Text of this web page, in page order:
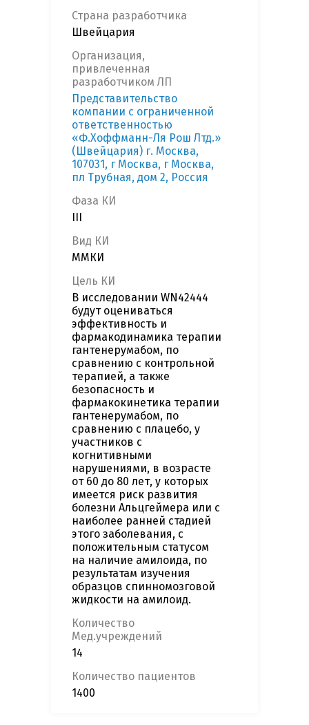
Страна разработчика
Швейцария
Организация,
привлеченная
разработчиком ЛП
Представительство
компании с ограниченной
ответственностью
«Ф.Хоффманн-Ля Рош Лтд.»
(Швейцария) г. Москва,
107031, г Москва, г Москва,
пл Трубная, дом 2, Россия
Фаза КИ
Вид КИ
ММКИ
Цель КИ
В исследовании WN42444
будут оцениваться
эффективность и
фармакодинамика терапии
гантенерумабом, по
сравнению с контрольной
терапией, а также
безопасность и
фармакокинетика терапии
гантенерумабом, по
сравнению с плацебо, у
участников с
когнитивными
нарушениями, в возрасте
от 60 до 80 лет, у которых
имеется риск развития
болезни Альцгеймера или с
наиболее ранней стадией
этого заболевания, с
положительным статусом
на наличие амилоида, по
результатам изучения
образцов спинномозговой
жидкости на амилоид.
Количество
Мед.учреждений
14
Количество пациентов
1400